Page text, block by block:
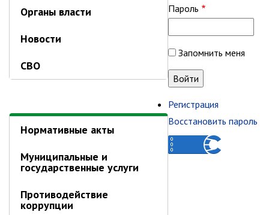
Органы власти
Новости
СВО
Нормативные акты
Муниципальные и
государственные услуги
Противодействие
коррупции
Пароль
Запомнить меня
Регистрация
Восстановить пароль